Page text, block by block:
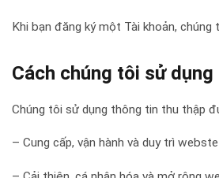
Khi bạn đăng ký một Tài khoản,
Cách chúng tôi sử
Chúng tôi sử dụng thông tin thu thập
– Cung cấp, vận hành và duy trì